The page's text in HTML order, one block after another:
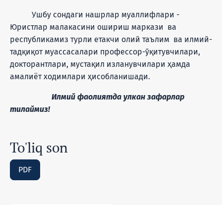
Ушбу сондаги нашрлар муаллифлари -
Юристлар малакасини ошириш маркази ва
республикамиз турли етакчи олий таълим ва илмий-
тадқиқот муассасалари профессор-ўқитувчилари,
докторантлари, мустақил изланувчилари ҳамда
амалиёт ходимлари ҳисобланишади.
Илмий фаолиятда улкан зафарлар
тилаймиз!
To'liq son
PDF